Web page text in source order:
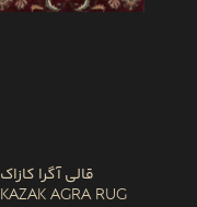
قالی آگرا کازاک
Kazak Agra Rug